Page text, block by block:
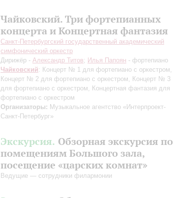
Чайковский. Три фортепианных
концерта и Концертная фантазия
Санкт-Петербургский государственный академический
симфонический оркестр
Дирижёр - Александр Титов; Илья Папоян - фортепиано
Чайковский: Концерт № 1 для фортепиано с оркестром,
Концерт № 2 для фортепиано с оркестром, Концерт № 3
для фортепиано с оркестром, Концертная фантазия для
фортепиано с оркестром
Организаторы: Музыкальное агентство «Интерпроект-
Санкт-Петербург»
Экскурсия. Обзорная экскурсия по
помещениям Большого зала,
посещение «царских комнат»
Ведущие — сотрудники филармонии